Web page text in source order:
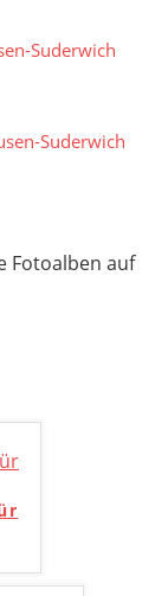
Fotoalben auf